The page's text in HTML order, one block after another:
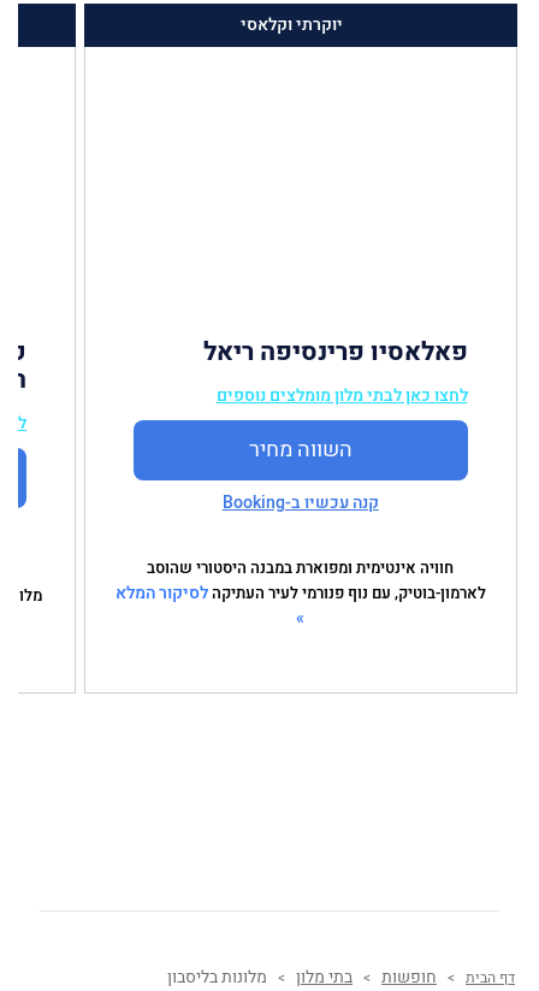
יוקרתי וקלאסי
פאלאסיו פרינסיפה ריאל
לחצו כאן לבתי מלון מומלצים נוספים
השווה מחיר
קנה עכשיו ב-Booking
חוויה אינטימית ומפוארת במבנה היסטורי שהוסב
לארמון-בוטיק, עם נוף פנורמי לעיר העתיקה לסיקור המלא
»
מלון
דף הבית > חופשות > בתי מלון > מלונות בליסבון